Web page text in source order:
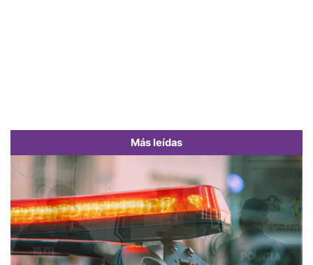
Más leídas